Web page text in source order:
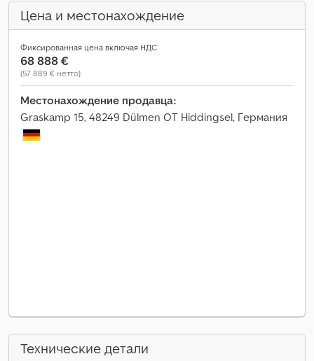
Цена и местонахождение
Фиксированная цена включая НДС
68 888 €
(57 889 € нетто)
Местонахождение продавца:
Graskamp 15, 48249 Dülmen OT Hiddingsel, Германия
Технические детали